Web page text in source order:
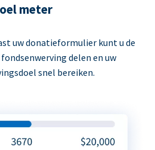
meter
uw donatieformulier kunt u de
delen en uw
snel bereiken.